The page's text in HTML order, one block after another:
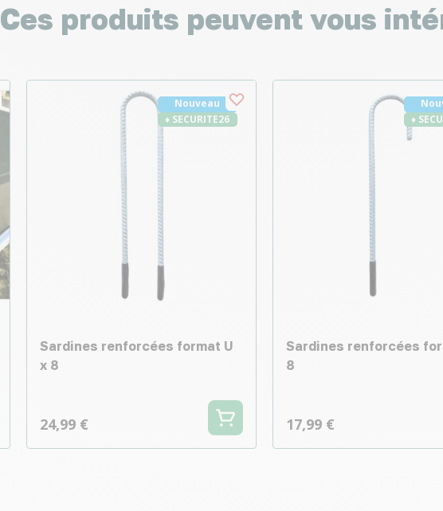
Ces produits peuvent vous
Nouveau
♦ SECURITE26
Sardines renforcées format U
x 8
24,99 €
♦
Sardines renforcées
8
17,99 €